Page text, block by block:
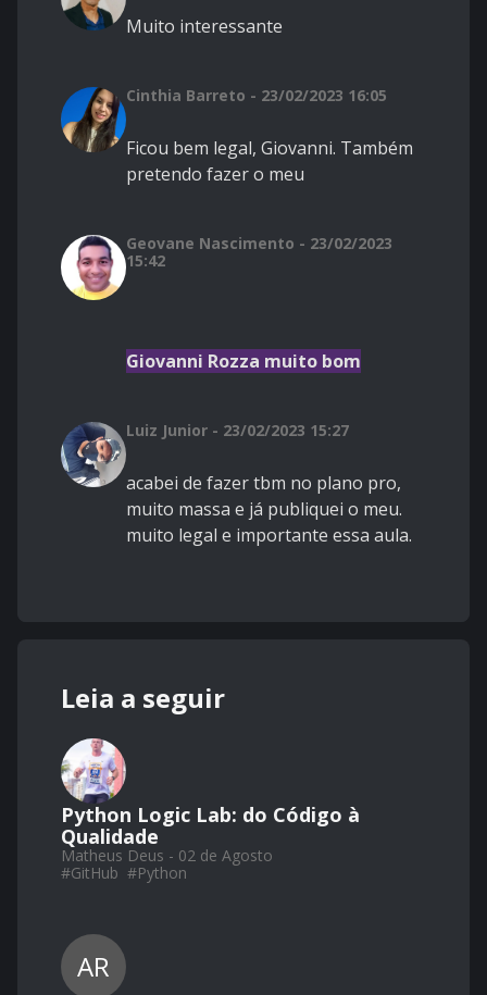
Muito interessante
Cinthia Barreto - 23/02/2023 16:05
Ficou bem legal, Giovanni. Também
pretendo fazer o meu
Geovane Nascimento - 23/02/2023
15:42
Giovanni Rozza muito bom
Luiz Junior - 23/02/2023 15:27
acabei de fazer tbm no plano pro,
muito massa e já publiquei o meu.
muito legal e importante essa aula.
Leia a seguir
Python Logic Lab: do Código à
Qualidade
Matheus Deus - 02 de Agosto
#GitHub #Python
AR